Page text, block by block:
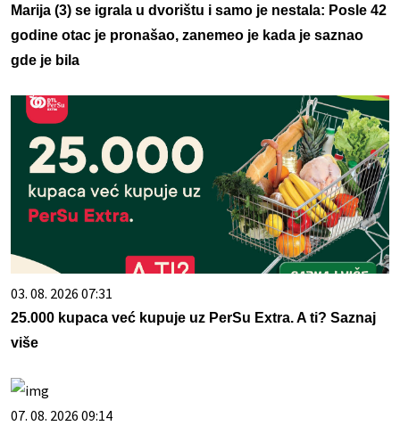
Marija (3) se igrala u dvorištu i samo je nestala: Posle 42
godine otac je pronašao, zanemeo je kada je saznao
gde je bila
03. 08. 2026 07:31
25.000 kupaca već kupuje uz PerSu Extra. A ti? Saznaj
više
07. 08. 2026 09:14